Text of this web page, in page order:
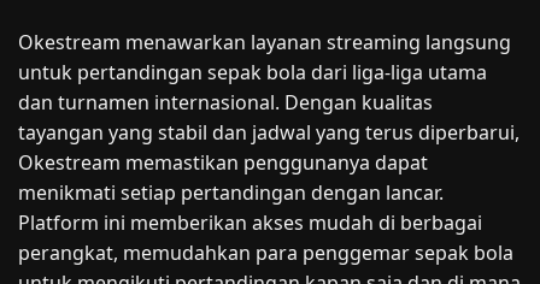
Okestream menawarkan layanan streaming langsung
untuk pertandingan sepak bola dari liga-liga utama
dan turnamen internasional. Dengan kualitas
tayangan yang stabil dan jadwal yang terus diperbarui,
Okestream memastikan penggunanya dapat
menikmati setiap pertandingan dengan lancar.
Platform ini memberikan akses mudah di berbagai
perangkat, memudahkan para penggemar sepak bola